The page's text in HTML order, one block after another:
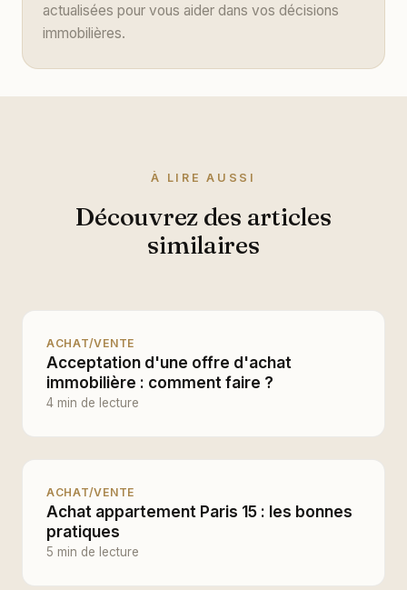
actualisées pour vous aider dans vos décisions
immobilières.
À LIRE AUSSI
Découvrez des articles
similaires
ACHAT/VENTE
Acceptation d'une offre d'achat
immobilière : comment faire ?
4 min de lecture
ACHAT/VENTE
Achat appartement Paris 15 : les bonnes
pratiques
5 min de lecture